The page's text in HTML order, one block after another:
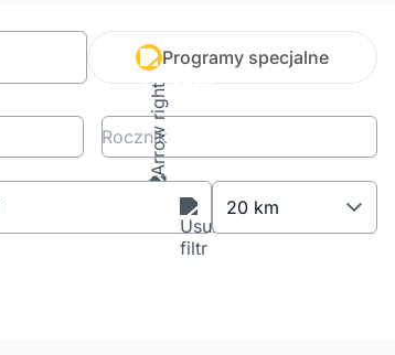
Programy specjalne
Rocznik
20 km